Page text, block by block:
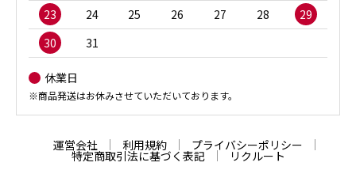
23
24 25 26 27 28
29
30
31
休業日
※商品発送はお休みさせていただいております。
運営会社 利用規約 プライバシーポリシー
特定商取引法に基づく表記 リクルート